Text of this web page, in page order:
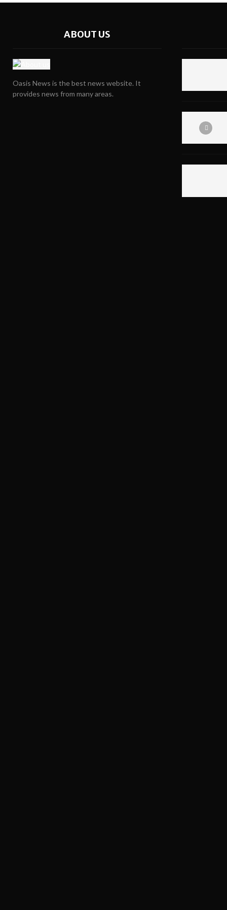
ABOUT US
Oasis News is the best news website. It
provides news from many areas.